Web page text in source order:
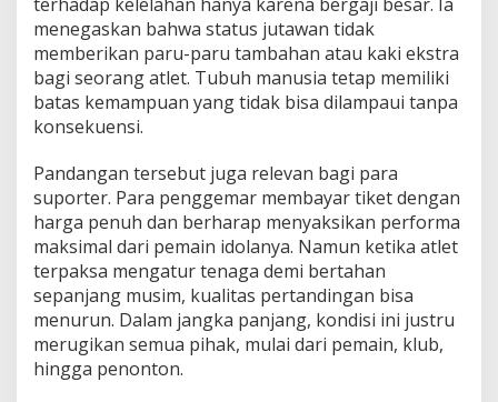
menegaskan bahwa status jutawan tidak
memberikan paru-paru tambahan atau kaki ekstra
bagi seorang atlet. Tubuh manusia tetap memiliki
batas kemampuan yang tidak bisa dilampaui tanpa
konsekuensi.
Pandangan tersebut juga relevan bagi para
suporter. Para penggemar membayar tiket dengan
harga penuh dan berharap menyaksikan performa
maksimal dari pemain idolanya. Namun ketika atlet
terpaksa mengatur tenaga demi bertahan
sepanjang musim, kualitas pertandingan bisa
menurun. Dalam jangka panjang, kondisi ini justru
merugikan semua pihak, mulai dari pemain, klub,
hingga penonton.